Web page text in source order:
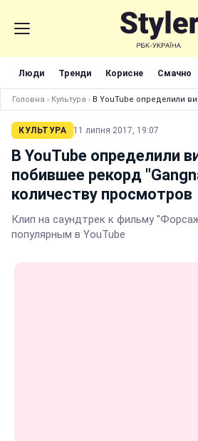
Люди Тренди Корисне Смачно
Головна › Культура › В YouTube определили
КУЛЬТУРА 11 липня 2017, 19:07
В YouTube определили
побившее рекорд
количеству просмотров
Клип на саундтрек к фильму
популярным в YouTube